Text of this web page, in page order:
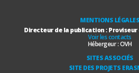
MENTIONS LÉGALES
Directeur de la publication :
Voir les contacts
Hébergeur :OVH
SITES ASSOCIÉS
SITE DES PROJETS